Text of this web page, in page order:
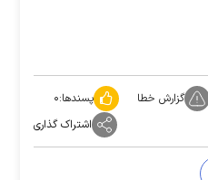
گزارش خطا پسندها:۰
اشتراک گذاری